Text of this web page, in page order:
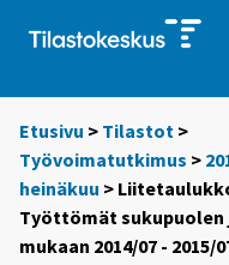
Etusivu > Tilastot >
Työvoimatutkimus >
heinäkuu >
Työttömät sukupuolen
mukaan 2014/07 - 2015/